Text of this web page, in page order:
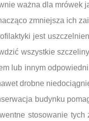
ważna dla mrówek
zmniejsza ich
jest
wszystkie
lub innym
drobne
budynku
stosowanie tych